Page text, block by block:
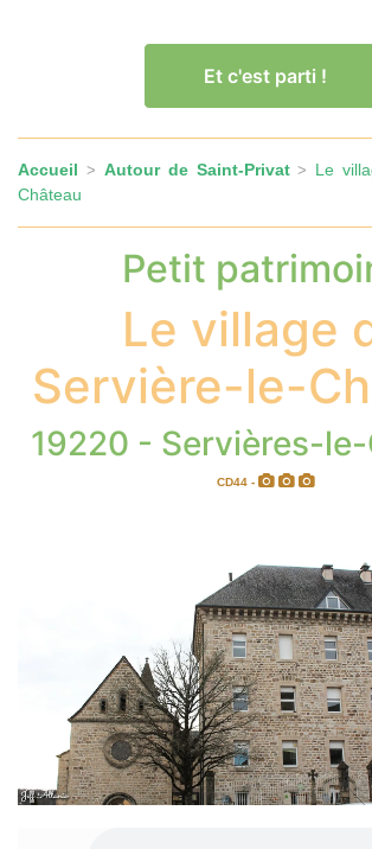
Et c'est parti !
Accueil > Autour de Saint-Privat> Le
Château
Petit
Le village
Servière-le-
19220 - Servières-
CD44 -